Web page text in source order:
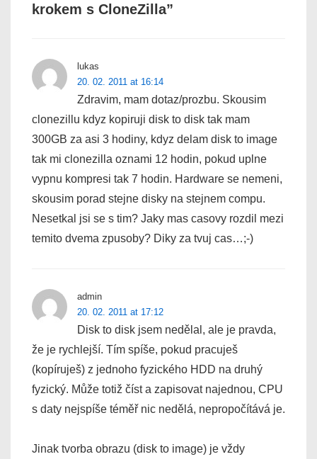
krokem s CloneZilla”
lukas
20. 02. 2011 at 16:14
Zdravim, mam dotaz/prozbu. Skousim
clonezillu kdyz kopiruji disk to disk tak mam
300GB za asi 3 hodiny, kdyz delam disk to image
tak mi clonezilla oznami 12 hodin, pokud uplne
vypnu kompresi tak 7 hodin. Hardware se nemeni,
skousim porad stejne disky na stejnem compu.
Nesetkal jsi se s tim? Jaky mas casovy rozdil mezi
temito dvema zpusoby? Diky za tvuj cas…;-)
admin
20. 02. 2011 at 17:12
Disk to disk jsem nedělal, ale je pravda,
že je rychlejší. Tím spíše, pokud pracuješ
(kopíruješ) z jednoho fyzického HDD na druhý
fyzický. Může totiž číst a zapisovat najednou, CPU
s daty nejspíše téměř nic nedělá, nepropočítává je.
Jinak tvorba obrazu (disk to image) je vždy